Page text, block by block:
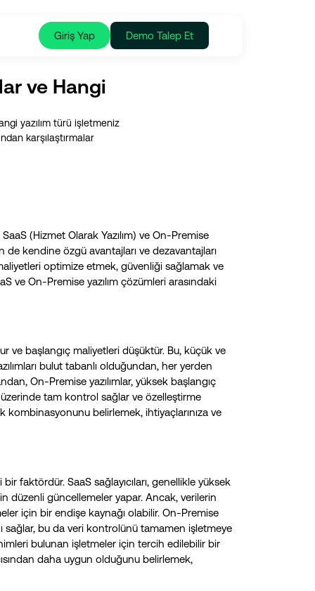
Giriş Yap Demo Talep Et
ve Hangi
yazılım türü işletmeniz
karşılaştırmalar
(Hizmet Olarak Yazılım) ve On-Premise
de kendine özgü avantajları ve dezavantajları
optimize etmek, güvenliği sağlamak ve
ve On-Premise yazılım çözümleri arasındaki
ve başlangıç maliyetleri düşüktür. Bu, küçük ve
bulut tabanlı olduğundan, her yerden
On-Premise yazılımlar, yüksek başlangıç
üzerinde tam kontrol sağlar ve özelleştirme
belirlemek, ihtiyaçlarınıza ve
faktördür. SaaS sağlayıcıları, genellikle yüksek
düzenli güncellemeler yapar. Ancak, verilerin
için bir endişe kaynağı olabilir. On-Premise
sağlar, bu da veri kontrolünü tamamen işletmeye
bulunan işletmeler için tercih edilebilir bir
daha uygun olduğunu belirlemek,